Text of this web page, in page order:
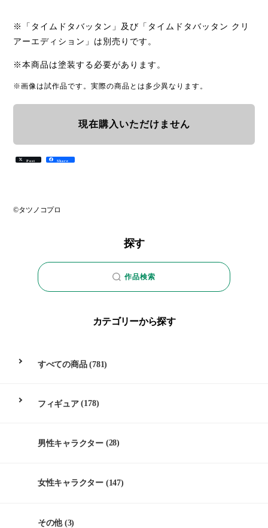
※「タイムドタバッタン」及び「タイムドタバッタン クリ
アーエディション」は別売りです。
※本商品は塗装する必要があります。
※画像は試作品です。実際の商品とは多少異なります。
現在購入いただけません
Post Share
©タツノコプロ
探す
作品検索
カテゴリーから探す
すべての商品(781)
フィギュア(178)
男性キャラクター (28)
女性キャラクター (147)
その他(3)